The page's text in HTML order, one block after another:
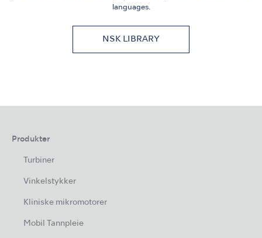
languages.
NSK LIBRARY
Produkter
Turbiner
Vinkelstykker
Kliniske mikromotorer
Mobil Tannpleie